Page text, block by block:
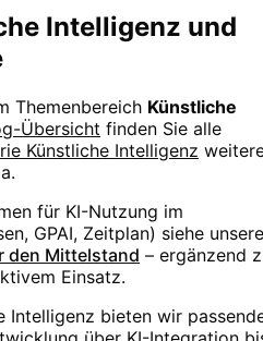
Intelligenz und
Themenbereich Künstliche
Übersicht finden Sie alle
Künstliche Intelligenz
für KI-Nutzung im
GPAI, Zeitplan) siehe
den Mittelstand – ergänzend
Einsatz.
Intelligenz bieten wir